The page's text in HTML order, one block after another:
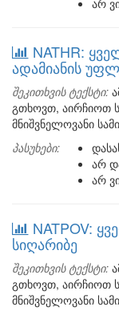
არ
NATHR:
ადამიანის
შეკითხვის ტექსტი:
გთხოვთ, აირჩიოთ
მნიშვნელოვანი
პასუხები:
არ
არ
NATPOV:
სიღარიბე
შეკითხვის ტექსტი:
გთხოვთ, აირჩიოთ
მნიშვნელოვანი